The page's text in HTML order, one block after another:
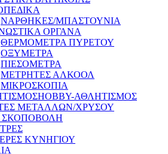
ΝΑΡΘΗΚΕΣ/ΜΠΑΣΤΟΥΝΙΑ
ΟΡΓΑΝΑ
ΘΕΡΜΟΜΕΤΡΑ ΠΥΡΕΤΟΥ
ΟΞΥΜΕΤΡΑ
ΠΙΕΣΟΜΕΤΡΑ
ΜΕΤΡΗΤΕΣ ΑΛΚΟΟΛ
ΜΙΚΡΟΣΚΟΠΙΑ
HOBBY-ΑΘΛΗΤΙΣΜΟΣ
ΜΕΤΑΛΛΩΝ/ΧΡΥΣΟΥ
ΣΚΟΠΟΒΟΛΗ
ΚΥΝΗΓΙΟΥ